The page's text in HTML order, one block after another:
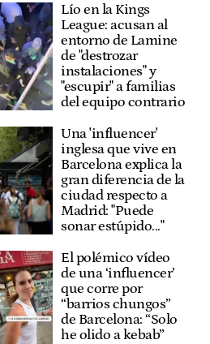
Lío en la Kings
League: acusan al
entorno de Lamine
de "destrozar
instalaciones" y
"escupir" a familias
del equipo contrario
Una 'influencer'
inglesa que vive en
Barcelona explica la
gran diferencia de la
ciudad respecto a
Madrid: "Puede
sonar estúpido..."
El polémico vídeo
de una ‘influencer’
que corre por
“barrios chungos”
de Barcelona: “Solo
he olido a kebab”